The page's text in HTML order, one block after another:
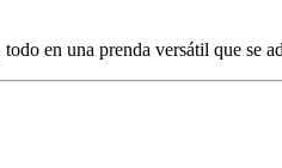
en una prenda versátil que se